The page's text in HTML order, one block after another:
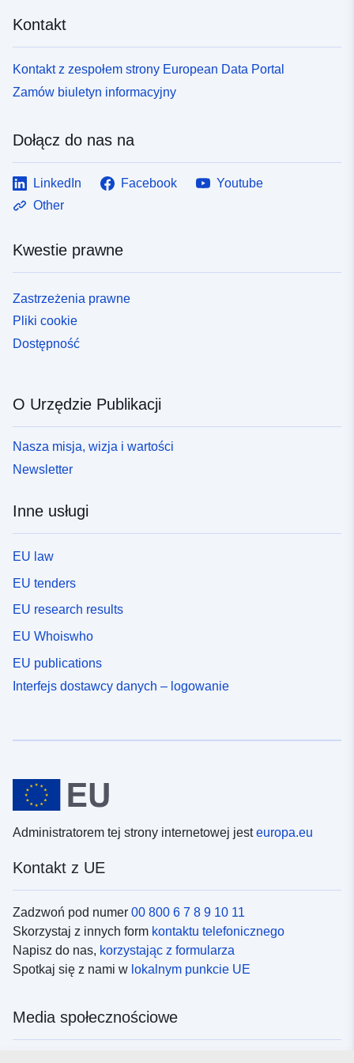
Kontakt
Kontakt z zespołem strony European Data Portal
Zamów biuletyn informacyjny
Dołącz do nas na
LinkedIn Facebook
Youtube
Other
Kwestie prawne
Zastrzeżenia prawne
Pliki cookie
Dostępność
O Urzędzie Publikacji
Nasza misja, wizja i wartości
Newsletter
Inne usługi
EU law
EU tenders
EU research results
EU Whoiswho
EU publications
Interfejs dostawcy danych – logowanie
Administratorem tej strony internetowej jesteuropa.eu
Kontakt z UE
Zadzwoń pod numer 00 800 6 7 8 9 10 11
Skorzystaj z innych form kontaktu telefonicznego
Napisz do nas, korzystając z formularza
Spotkaj się z nami w lokalnym punkcie UE
Media społecznościowe